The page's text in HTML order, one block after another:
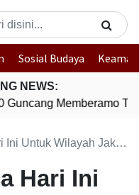
Sosial Budaya
NEWS:
Memberamo
Untuk Wilayah Jakarta
Hari Ini